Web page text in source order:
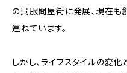
の呉服問屋街に発展、現在
連ねています。
しかし、ライフスタイルの変